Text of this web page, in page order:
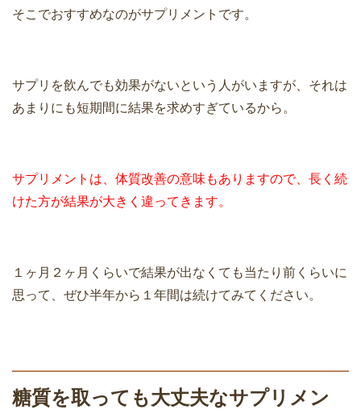
そこでおすすめなのがサプリメントです。
サプリを飲んでも効果がないという人がいますが、それは
あまりにも短期間に結果を求めすぎているから。
サプリメントは、体質改善の意味もありますので、長く続
けた方が結果が大きく違ってきます。
１ヶ月２ヶ月くらいで結果が出なくても当たり前くらいに
思って、ぜひ半年から１年間は続けてみてください。
糖質を取っても大丈夫なサプリメン